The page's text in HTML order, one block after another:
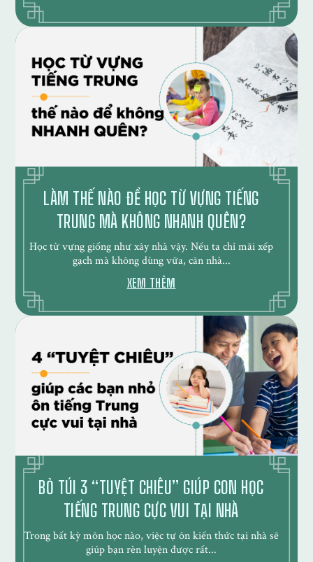
LÀM THẾ NÀO ĐỂ HỌC TỪ VỰNG TIẾNG
TRUNG MÀ KHÔNG NHANH QUÊN?
Học từ vựng giống như xây nhà vậy. Nếu ta chỉ mãi xếp
gạch mà không dùng vữa, căn nhà...
XEM THÊM
BỎ TÚI 3 “TUYỆT CHIÊU” GIÚP CON HỌC
TIẾNG TRUNG CỰC VUI TẠI NHÀ
Trong bất kỳ môn học nào, việc tự ôn kiến thức tại nhà sẽ
giúp bạn rèn luyện được rất...